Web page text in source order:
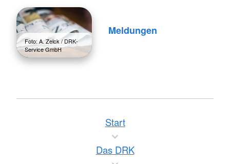
Foto: A. Zelck / DRK-
Service GmbH
Meldungen
Start
Das DRK